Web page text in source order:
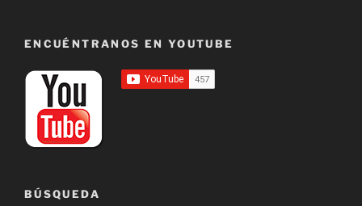
ENCUÉNTRANOS EN YOUTUBE
BÚSQUEDA